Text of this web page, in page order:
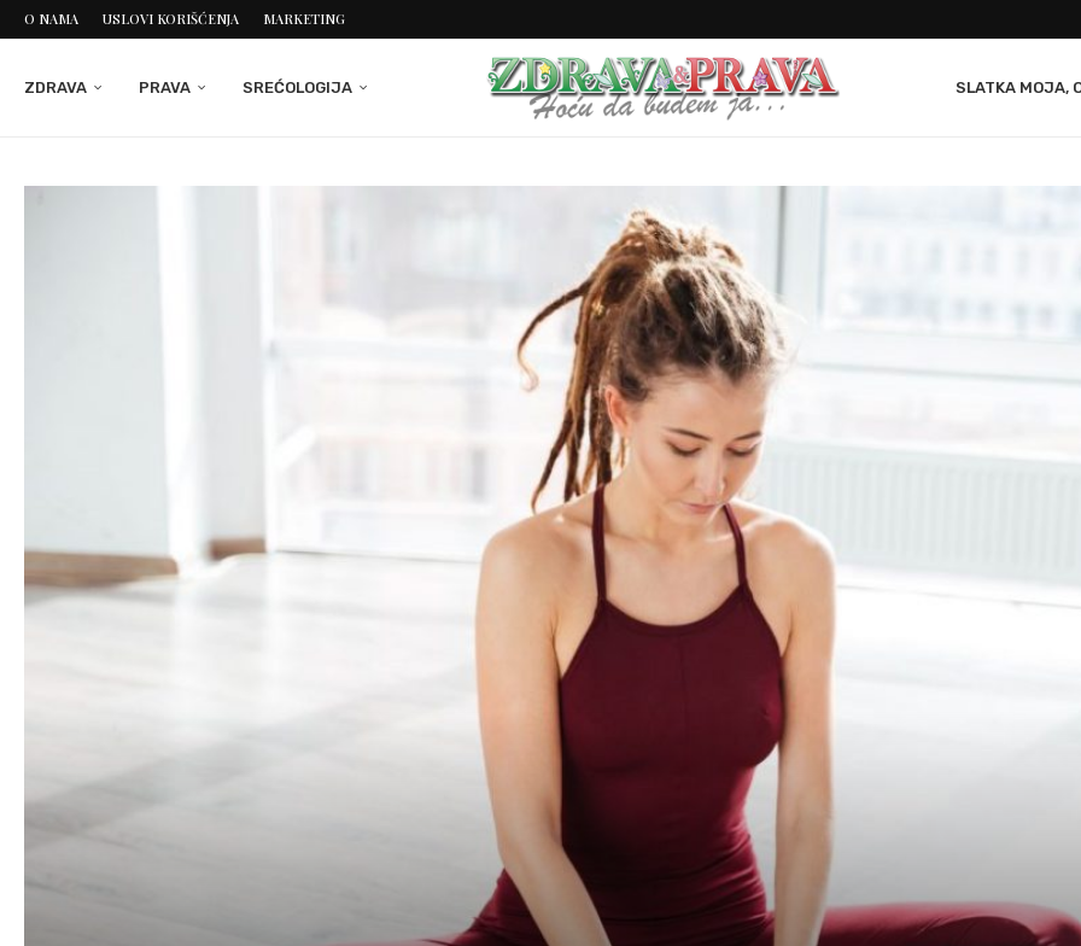
O NAMA USLOVI KORIŠĆENJA MARKETING
ZDRAVA PRAVA SREĆOLOGIJA SLATKA MOJA,